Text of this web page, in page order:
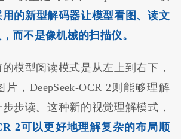
用的新型解码器让模型看图、读文
而不是像机械的扫描仪。
模型阅读模式是从左上到右下，
，DeepSeek-OCR 2则能够理解
步读。这种新的视觉理解模式，
2可以更好地理解复杂的布局顺